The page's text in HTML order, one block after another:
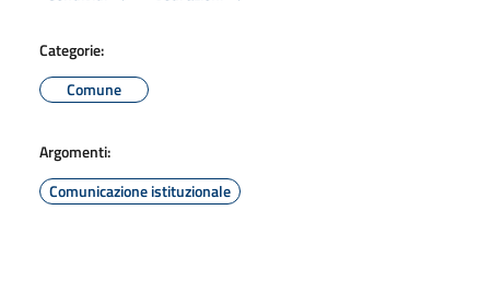
Categorie:
Comune
Argomenti:
Comunicazione istituzionale